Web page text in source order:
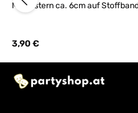
Metallstern ca. 6cm auf
Regulärer Preis:
3,90 €